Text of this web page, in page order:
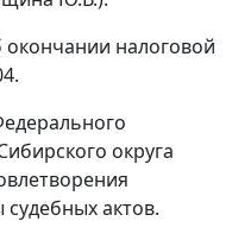
окончании налоговой
округа
актов.